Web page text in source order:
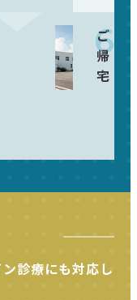
6
ご
帰
宅
診療にも対応し